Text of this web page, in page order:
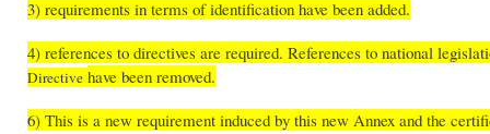
3) requirements in terms of identification have been added.
4) references to directives are required. References to national
Directive have been removed.
6) This is a new requirement induced by this new Annex and the